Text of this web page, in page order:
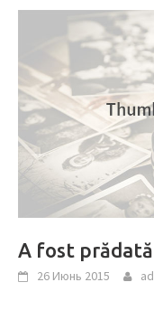
A fost
26 Июнь 2015